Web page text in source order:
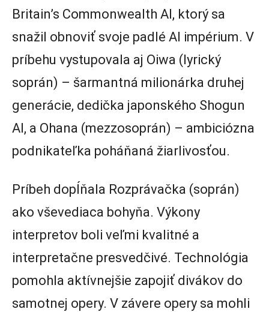
Britain’s Commonwealth AI, ktorý sa
snažil obnoviť svoje padlé AI impérium. V
príbehu vystupovala aj Oiwa (lyrický
soprán) – šarmantná milionárka druhej
generácie, dedička japonského Shogun
AI, a Ohana (mezzosoprán) – ambiciózna
podnikateľka poháňaná žiarlivosťou.
Príbeh dopĺňala Rozprávačka (soprán)
ako vševediaca bohyňa. Výkony
interpretov boli veľmi kvalitné a
interpretačne presvedčivé. Technológia
pomohla aktívnejšie zapojiť divákov do
samotnej opery. V závere opery sa mohli